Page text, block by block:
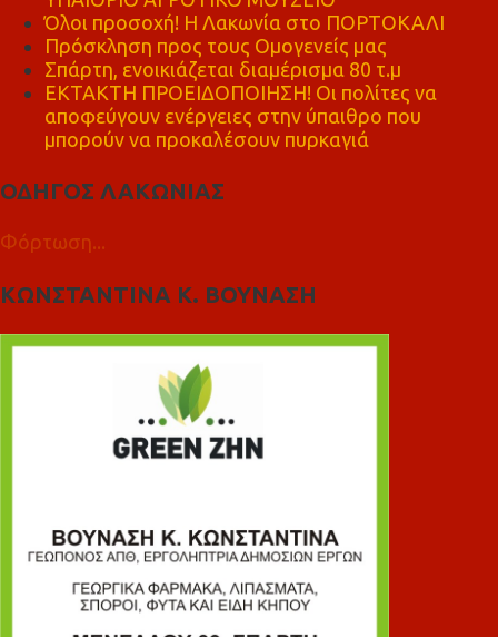
Όλοι προσοχή! Η Λακωνία στο ΠΟΡΤΟΚΑΛΙ
Πρόσκληση προς τους Ομογενείς μας
Σπάρτη, ενοικιάζεται διαμέρισμα 80 τ.μ
ΕΚΤΑΚΤΗ ΠΡΟΕΙΔΟΠΟΙΗΣΗ! Οι πολίτες να
αποφεύγουν ενέργειες στην ύπαιθρο που
μπορούν να προκαλέσουν πυρκαγιά
ΟΔΗΓΟΣ ΛΑΚΩΝΙΑΣ
Φόρτωση...
ΚΩΝΣΤΑΝΤΙΝΑ Κ. ΒΟΥΝΑΣΗ